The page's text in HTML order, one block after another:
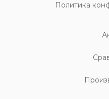
Политика